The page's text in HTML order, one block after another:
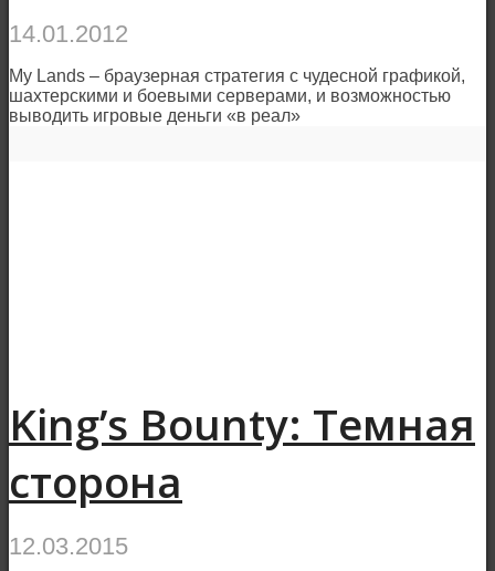
14.01.2012
My Lands – браузерная стратегия с чудесной графикой,
шахтерскими и боевыми серверами, и возможностью
выводить игровые деньги «в реал»
King’s Bounty: Темная
сторона
12.03.2015